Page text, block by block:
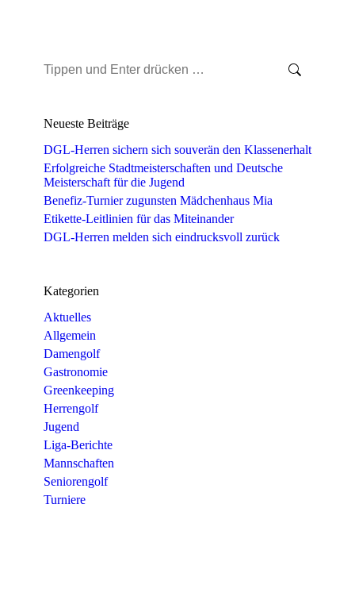
Search:
Neueste Beiträge
DGL-Herren sichern sich souverän den Klassenerhalt
Erfolgreiche Stadtmeisterschaften und Deutsche
Meisterschaft für die Jugend
Benefiz-Turnier zugunsten Mädchenhaus Mia
Etikette-Leitlinien für das Miteinander
DGL-Herren melden sich eindrucksvoll zurück
Kategorien
Aktuelles
Allgemein
Damengolf
Gastronomie
Greenkeeping
Herrengolf
Jugend
Liga-Berichte
Mannschaften
Seniorengolf
Turniere